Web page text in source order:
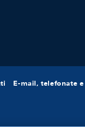
E-mail, telefonate